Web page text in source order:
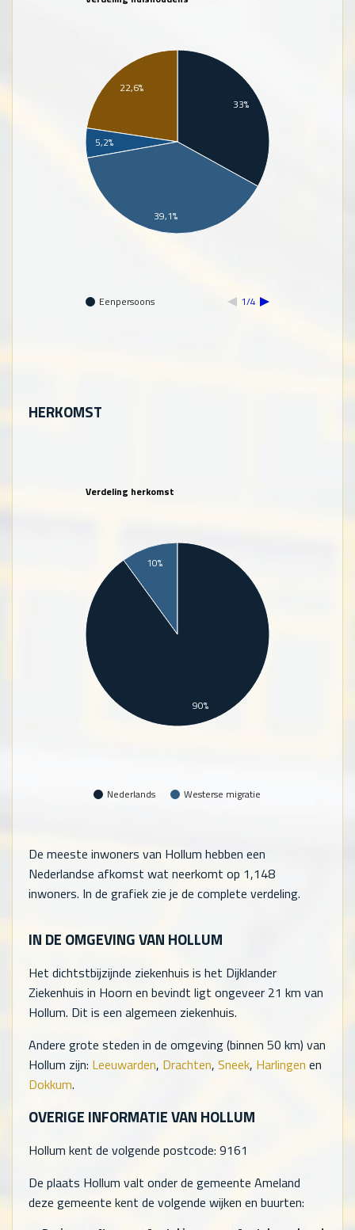
Eenpersoons 1/4
33%
22,6%
5,2%
39,1%
HERKOMST
Verdeling herkomst
Nederlands Westerse migratie
10%
90%
De meeste inwoners van Hollum hebben een
Nederlandse afkomst wat neerkomt op 1,148
inwoners. In de grafiek zie je de complete verdeling.
IN DE OMGEVING VAN HOLLUM
Het dichtstbijzijnde ziekenhuis is het Dijklander
Ziekenhuis in Hoorn en bevindt ligt ongeveer 21 km van
Hollum. Dit is een algemeen ziekenhuis.
Andere grote steden in de omgeving (binnen 50 km) van
Hollum zijn: Leeuwarden, Drachten, Sneek, Harlingen en
Dokkum.
OVERIGE INFORMATIE VAN HOLLUM
Hollum kent de volgende postcode: 9161
De plaats Hollum valt onder de gemeente Ameland
deze gemeente kent de volgende wijken en buurten: